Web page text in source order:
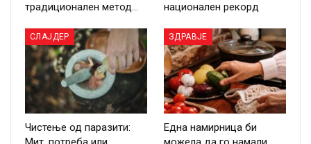
традиционален метод…
национален рекорд
СЛАЈДЕР
Чистење од паразити:
ЗДРАВЈЕ
Една намирница би